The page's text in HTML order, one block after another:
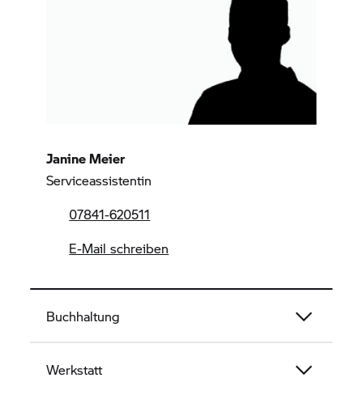
Janine Meier
Serviceassistentin
07841-620511
E-Mail schreiben
Buchhaltung
Werkstatt